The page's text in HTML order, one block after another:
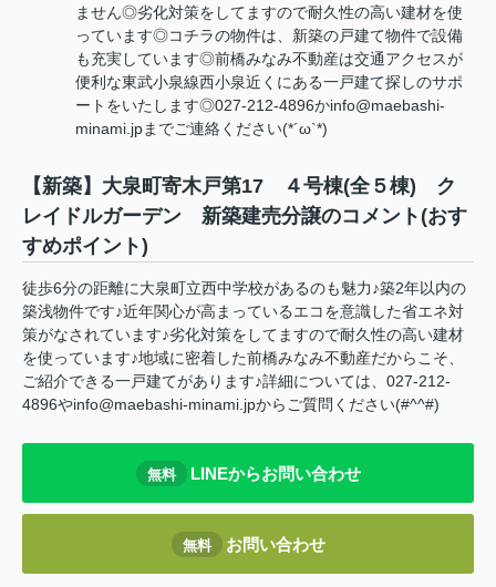
ません◎劣化対策をしてますので耐久性の高い建材を使
っています◎コチラの物件は、新築の戸建て物件で設備
も充実しています◎前橋みなみ不動産は交通アクセスが
便利な東武小泉線西小泉近くにある一戸建て探しのサポ
ートをいたします◎027-212-4896かinfo@maebashi-
minami.jpまでご連絡ください(*´ω`*)
【新築】大泉町寄木戸第17 ４号棟(全５棟) ク
レイドルガーデン 新築建売分譲のコメント(おす
すめポイント)
徒歩6分の距離に大泉町立西中学校があるのも魅力♪築2年以内の
築浅物件です♪近年関心が高まっているエコを意識した省エネ対
策がなされています♪劣化対策をしてますので耐久性の高い建材
を使っています♪地域に密着した前橋みなみ不動産だからこそ、
ご紹介できる一戸建てがあります♪詳細については、027-212-
4896やinfo@maebashi-minami.jpからご質問ください(#^^#)
無料 LINEからお問い合わせ
無料 お問い合わせ